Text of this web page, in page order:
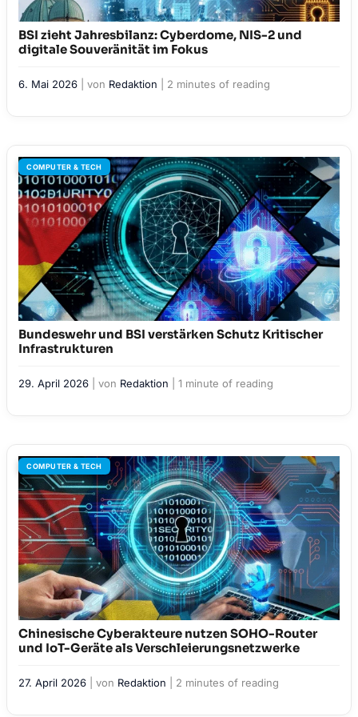
BSI zieht Jahresbilanz: Cyberdome, NIS-2 und
digitale Souveränität im Fokus
6. Mai 2026 | von Redaktion 2 minutes of reading
Bundeswehr und BSI verstärken Schutz Kritischer
Infrastrukturen
29. April 2026 | von Redaktion 1 minute of reading
COMPUTER & TECH
Chinesische Cyberakteure nutzen SOHO-Router
und IoT-Geräte als Verschleierungsnetzwerke
27. April 2026 | von Redaktion 2 minutes of reading
COMPUTER & TECH